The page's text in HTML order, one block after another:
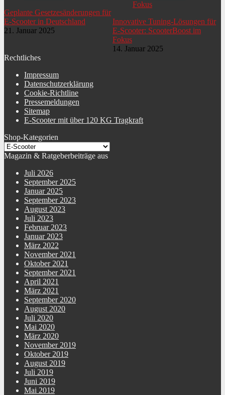
Reflektoren
Seitenständer
Sprachen Bedienungs-
Geplante Gesetzesänderungen für
E-Scooter in Deutschland
21. Januar 2025
Innovative Tuning-Lösungen für
E-Scooter: ScooterBoost im
Fokus
14. Januar 2025
Rechtliches
Impressum
Datenschutzerklärung
Cookie-Richtline
Pressemeldungen
Sitemap
E-Scooter mit über 120 KG Tragkraft
Shop-Kategorien
Magazin & Ratgeberbeiträge aus
Juli 2026
September 2025
Januar 2025
September 2023
August 2023
Juli 2023
Februar 2023
Januar 2023
März 2022
November 2021
Oktober 2021
September 2021
April 2021
März 2021
September 2020
August 2020
Juli 2020
Mai 2020
März 2020
November 2019
Oktober 2019
August 2019
Juli 2019
Juni 2019
Mai 2019